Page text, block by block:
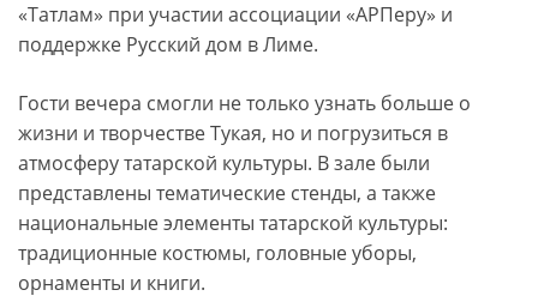
«Татлам» при участии ассоциации «АРПеру» и
поддержке Русский дом в Лиме.
Гости вечера смогли не только узнать больше о
жизни и творчестве Тукая, но и погрузиться в
атмосферу татарской культуры. В зале были
представлены тематические стенды, а также
национальные элементы татарской культуры:
традиционные костюмы, головные уборы,
орнаменты и книги.